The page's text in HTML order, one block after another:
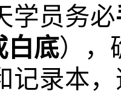
学员务必
白底），
记录本